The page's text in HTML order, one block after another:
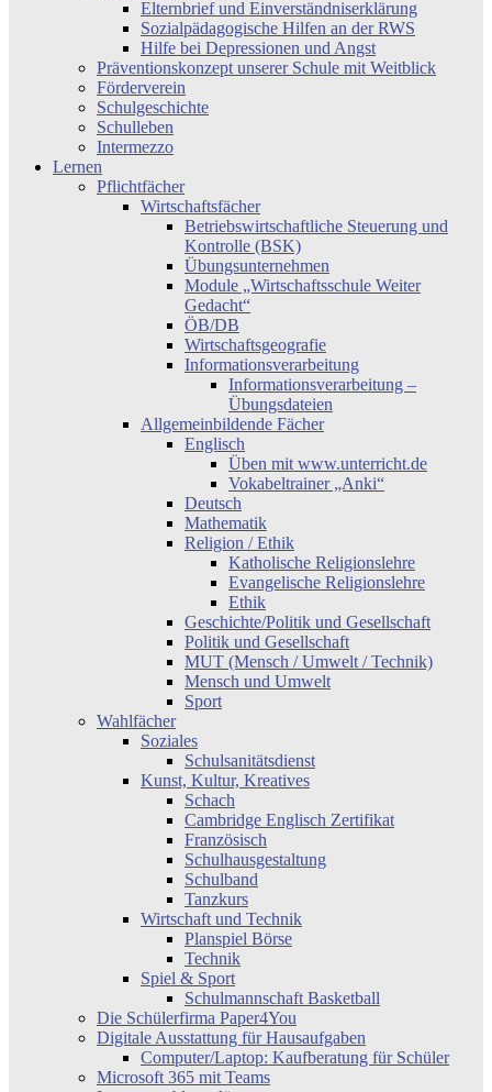
Elternbrief und Einverständniserklärung
Sozialpädagogische Hilfen an der RWS
Hilfe bei Depressionen und Angst
Präventionskonzept unserer Schule mit Weitblick
Förderverein
Schulgeschichte
Schulleben
Intermezzo
Lernen
Pflichtfächer
Wirtschaftsfächer
Betriebswirtschaftliche Steuerung und
Kontrolle (BSK)
Übungsunternehmen
Module „Wirtschaftsschule Weiter
Gedacht“
ÖB/DB
Wirtschaftsgeografie
Informationsverarbeitung
Informationsverarbeitung –
Übungsdateien
Allgemeinbildende Fächer
Englisch
Üben mit www.unterricht.de
Vokabeltrainer „Anki“
Deutsch
Mathematik
Religion / Ethik
Katholische Religionslehre
Evangelische Religionslehre
Ethik
Geschichte/Politik und Gesellschaft
Politik und Gesellschaft
MUT (Mensch / Umwelt / Technik)
Mensch und Umwelt
Sport
Wahlfächer
Soziales
Schulsanitätsdienst
Kunst, Kultur, Kreatives
Schach
Cambridge Englisch Zertifikat
Französisch
Schulhausgestaltung
Schulband
Tanzkurs
Wirtschaft und Technik
Planspiel Börse
Technik
Spiel & Sport
Schulmannschaft Basketball
Die Schülerfirma Paper4You
Digitale Ausstattung für Hausaufgaben
Computer/Laptop: Kaufberatung für Schüler
Microsoft 365 mit Teams